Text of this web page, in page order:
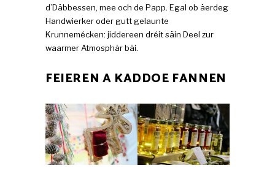
d’Däbbessen, mee och de Papp. Egal ob äerdeg
Handwierker oder gutt gelaunte
Krunnemécken: jiddereen dréit säin Deel zur
waarmer Atmosphär bäi.
FEIEREN A KADDOE FANNEN